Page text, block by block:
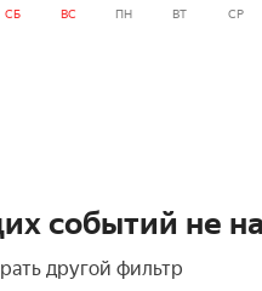
СБ ВС ПН ВТ СР
событий не
другой фильтр